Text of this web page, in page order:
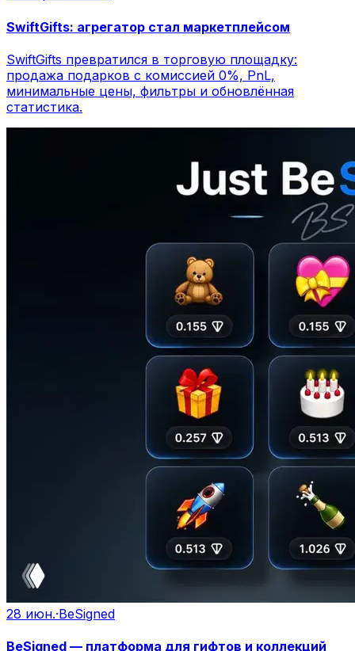
SwiftGifts: агрегатор стал маркетплейсом
SwiftGifts превратился в торговую площадку:
продажа подарков с комиссией 0%, PnL,
минимальные цены, фильтры и обновлённая
статистика.
28 июн.·BeSigned
BeSigned — платформа для гифтов и коллекций